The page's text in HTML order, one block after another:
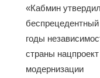
«Кабмин утвердил
беспрецедентный
годы
страны нацпроект
модернизации